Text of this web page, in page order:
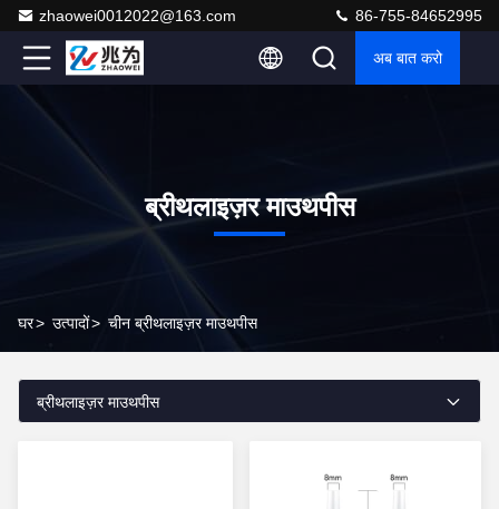
zhaowei0012022@163.com 86-755-84652995
अब बात करो
ब्रीथलाइज़र माउथपीस
घर> उत्पादों> चीन ब्रीथलाइज़र माउथपीस
ब्रीथलाइज़र माउथपीस